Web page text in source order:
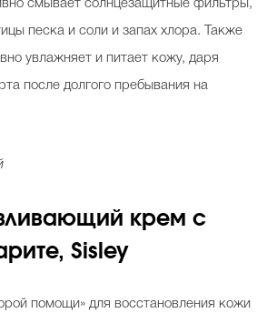
смывает солнцезащитные фильтры,
песка и соли и запах хлора. Также
увлажняет и питает кожу, даря
после долгого пребывания на
крем с
Sisley
помощи» для восстановления кожи